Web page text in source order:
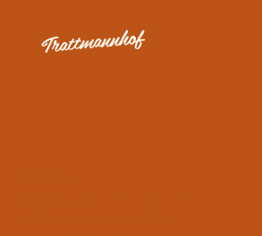
Trattmannhof